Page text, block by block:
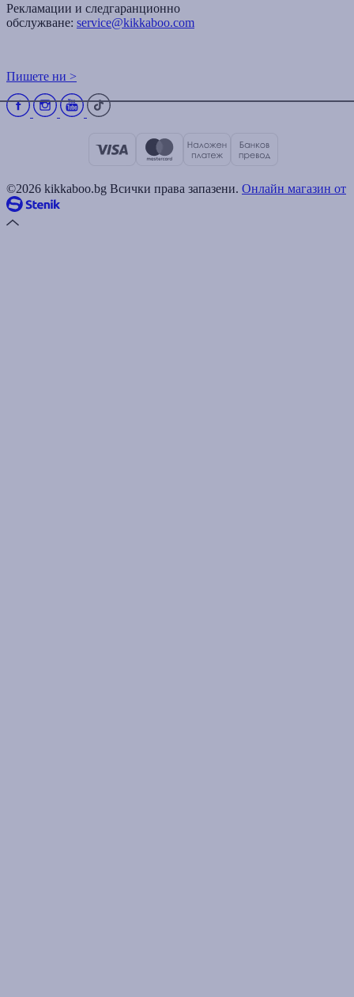
Рекламации и следгаранционно
обслужване: service@kikkaboo.com
Пишете ни >
©2026 kikkaboo.bg Всички права запазени. Онлайн магазин от